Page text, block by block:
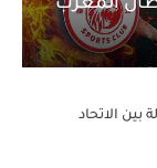
المغرب
بين الاتحاد